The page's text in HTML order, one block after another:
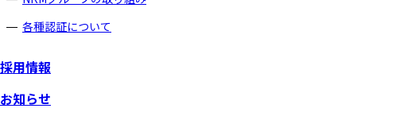
各種認証について
採用情報
お知らせ